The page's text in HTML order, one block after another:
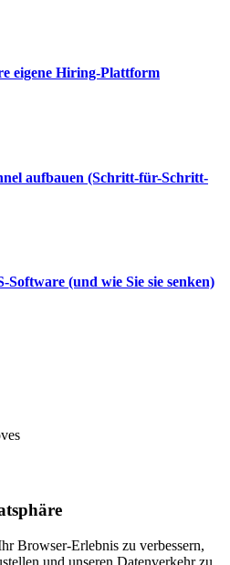
eigene Hiring-Plattform
aufbauen (Schritt-für-Schritt-
(und wie Sie sie senken)
Browser-Erlebnis zu verbessern,
und unseren Datenverkehr zu